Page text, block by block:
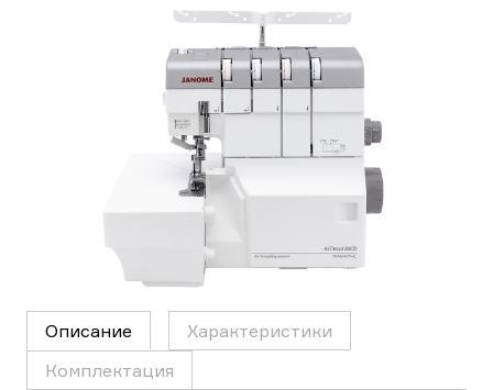
Описание
Характеристики
Комплектация